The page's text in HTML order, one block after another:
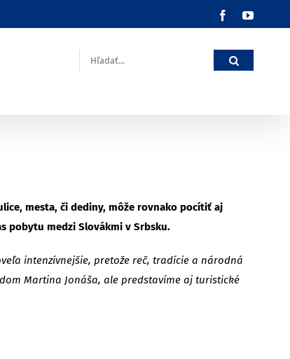
Facebook
Hľadať:
mesta, či dediny, môže rovnako pocítiť aj
pobytu medzi Slovákmi v Srbsku.
intenzívnejšie, pretože reč, tradície a národná
Martina Jonáša, ale predstavíme aj turistické